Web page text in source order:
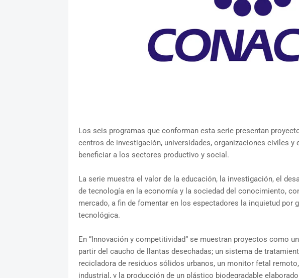
Los seis programas que conforman esta serie presentan
centros de investigación, universidades, organizaciones civiles y
beneficiar a los sectores productivo y social.
La serie muestra el valor de la educación, la investigación, el
de tecnología en la economía y la sociedad del conocimiento,
mercado, a fin de fomentar en los espectadores la inquietud por
tecnológica.
En “Innovación y competitividad” se muestran proyectos como
partir del caucho de llantas desechadas; un sistema de
recicladora de residuos sólidos urbanos, un monitor fetal
industrial, y la producción de un plástico biodegradable